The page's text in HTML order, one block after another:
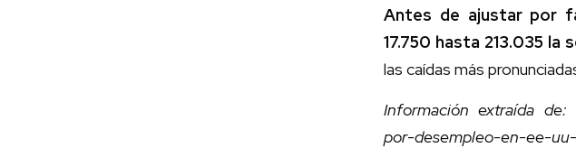
Antes de ajustar por
17.750 hasta 213.035 la
las caídas más
Información extraída de:
por-desempleo-en-ee-